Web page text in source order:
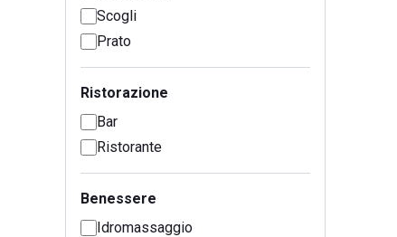
Scogli
Prato
Ristorazione
Bar
Ristorante
Benessere
Idromassaggio